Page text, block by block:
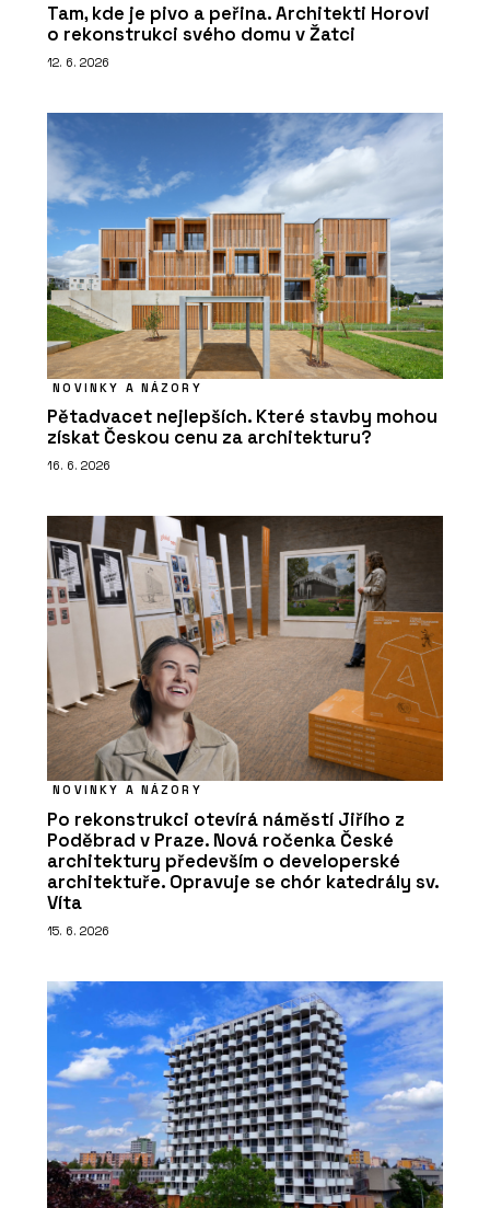
Tam, kde je pivo a peřina. Architekti Horovi
o rekonstrukci svého domu v Žatci
12. 6. 2026
NOVINKY A NÁZORY
Pětadvacet nejlepších. Které stavby mohou
získat Českou cenu za architekturu?
16. 6. 2026
NOVINKY A NÁZORY
Po rekonstrukci otevírá náměstí Jiřího z
Poděbrad v Praze. Nová ročenka České
architektury především o developerské
architektuře. Opravuje se chór katedrály sv.
Víta
15. 6. 2026